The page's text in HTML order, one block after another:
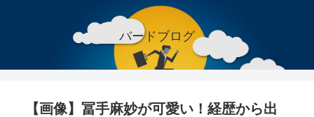
バードブログ
【画像】冨手麻妙が可愛い！経歴から出